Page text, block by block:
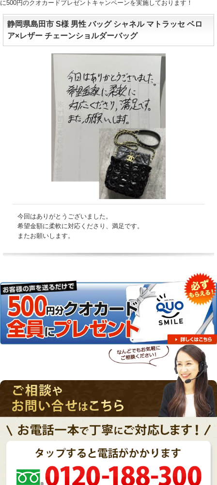
に500円のクオカードプレゼントキャンペーンを実施しております！
静岡県島田市 S様 男性 バッグ シャネル マトラッセ ベロ
ア×レザー チェーンショルダーバッグ
今回はありがとうございました。
希望金額に柔軟に対応くださり、満足です。
またお願いします。